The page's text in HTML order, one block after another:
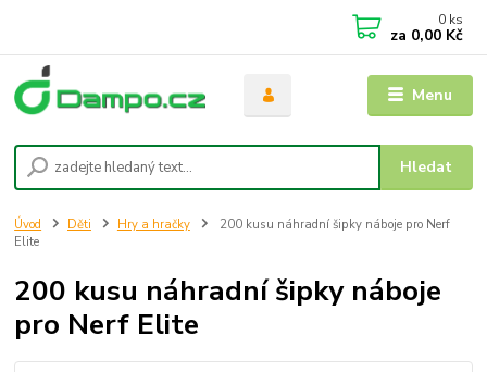
Menu
Hledat
0 ks
za 0,00 Kč
Úvod Děti Hry a hračky
200 kusu náhradní šipky náboje pro Nerf
Elite
200 kusu náhradní šipky náboje
pro Nerf Elite